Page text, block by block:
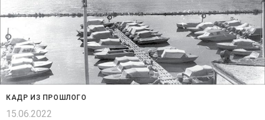
КАДР ИЗ ПРОШЛОГО
15.06.2022